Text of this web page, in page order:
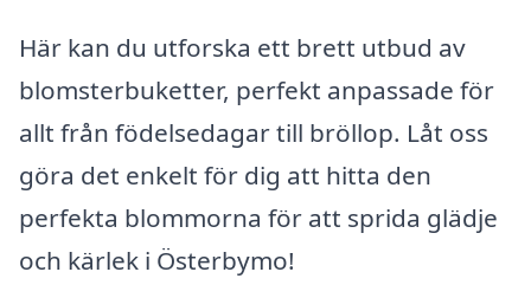
Här kan du utforska ett brett utbud av
blomsterbuketter, perfekt anpassade för
allt från födelsedagar till bröllop. Låt oss
göra det enkelt för dig att hitta den
perfekta blommorna för att sprida glädje
och kärlek i Österbymo!